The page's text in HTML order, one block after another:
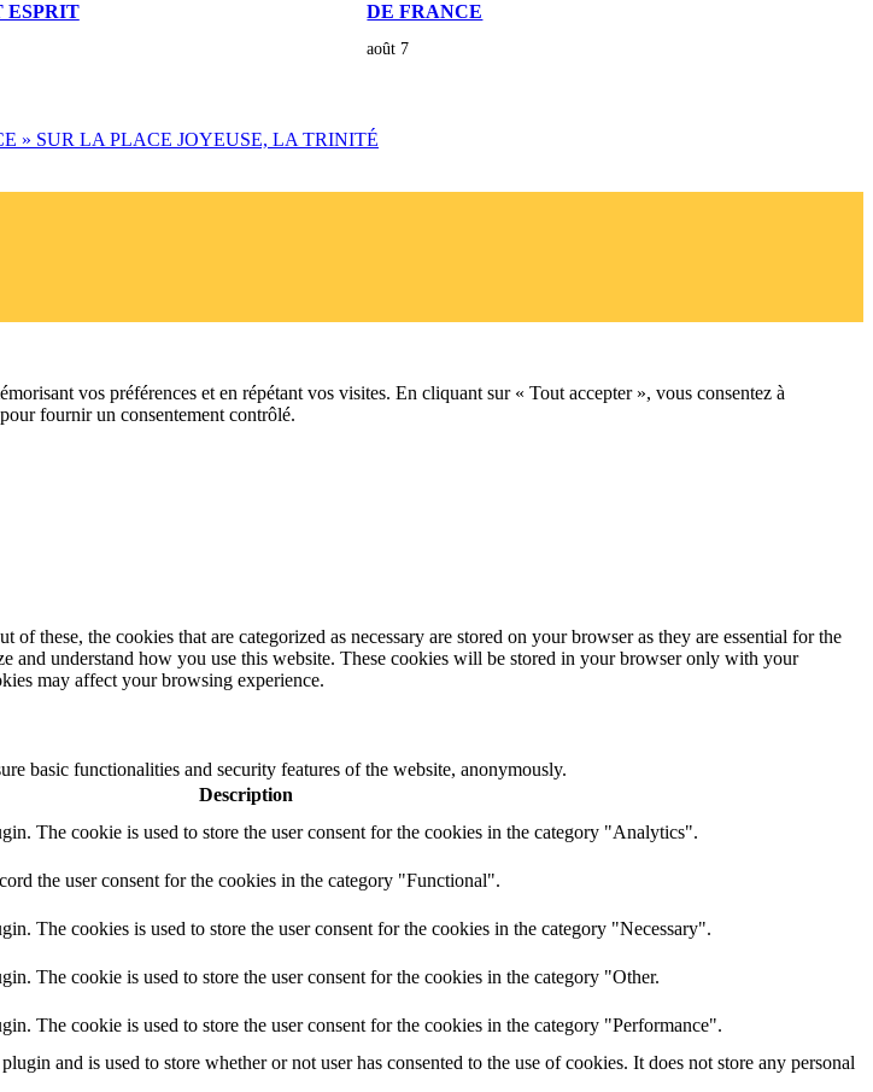
ESPRIT
DE FRANCE
août 7
» SUR LA PLACE JOYEUSE, LA TRINITÉ
vos préférences et en répétant vos visites. En cliquant sur « Tout accepter », vous consentez à
fournir un consentement contrôlé.
these, the cookies that are categorized as necessary are stored on your browser as they are essential for the
understand how you use this website. These cookies will be stored in your browser only with your
may affect your browsing experience.
basic functionalities and security features of the website, anonymously.
Description
The cookie is used to store the user consent for the cookies in the category "Analytics".
the user consent for the cookies in the category "Functional".
The cookies is used to store the user consent for the cookies in the category "Necessary".
The cookie is used to store the user consent for the cookies in the category "Other.
The cookie is used to store the user consent for the cookies in the category "Performance".
and is used to store whether or not user has consented to the use of cookies. It does not store any personal